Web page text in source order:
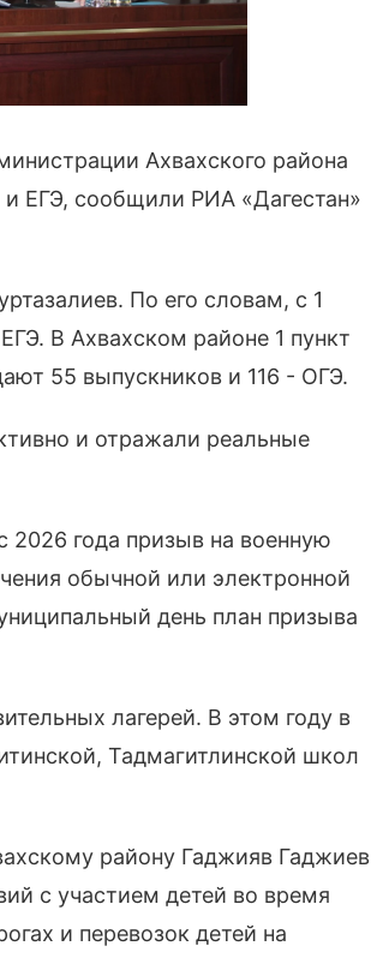
Ахвахского района
ЕГЭ, сообщили РИА «Дагестан»
По его словам, с 1
В Ахвахском районе 1 пункт
55 выпускников и 116 - ОГЭ.
и отражали реальные
2026 года призыв на военную
обычной или электронной
день план призыва
лагерей. В этом году в
Тадмагитлинской школ
району Гаджияв Гаджиев
с участием детей во время
и перевозок детей на